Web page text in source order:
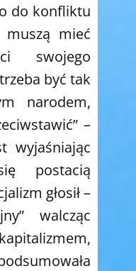
do konfliktu
muszą mieć
swojego
być tak
narodem,
–
wyjaśniając
postacią
głosił –
walcząc